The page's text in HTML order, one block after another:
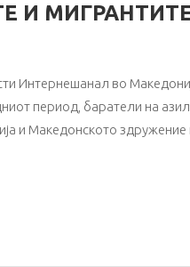
И
Интернешанал во
период, баратели на
и Македонското